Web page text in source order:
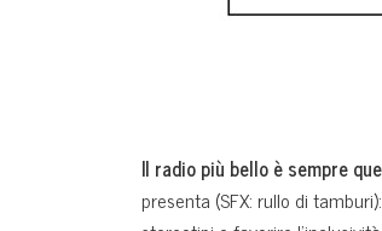
Il radio più bello è sempre
presenta (SFX: rullo di tamburi):